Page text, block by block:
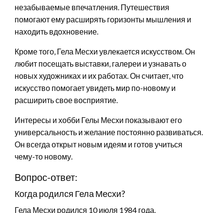
незабываемые впечатления. Путешествия
помогают ему расширять горизонты мышления и
находить вдохновение.
Кроме того, Гела Месхи увлекается искусством. Он
любит посещать выставки, галереи и узнавать о
новых художниках и их работах. Он считает, что
искусство помогает увидеть мир по-новому и
расширить свое восприятие.
Интересы и хобби Гелы Месхи показывают его
универсальность и желание постоянно развиваться.
Он всегда открыт новым идеям и готов учиться
чему-то новому.
Вопрос-ответ:
Когда родился Гела Месхи?
Гела Месхи родился 10 июля 1984 года.